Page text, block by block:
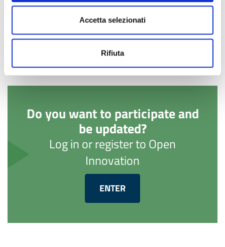
Accetta selezionati
Rifiuta
CONDIVIDI
Do you want to participate and
be updated?
Log in or register to Open
Innovation
ENTER